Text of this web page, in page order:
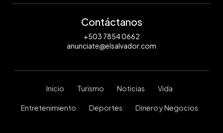
Contáctanos
+503 7854 0662
anunciate@elsalvador.com
Inicio Turismo Noticias Vida
Entretenimiento Deportes Dinero y Negocios